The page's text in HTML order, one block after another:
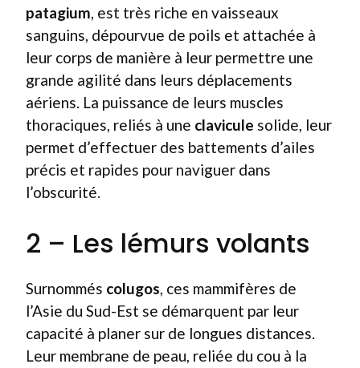
patagium , est très riche en vaisseaux
sanguins, dépourvue de poils et attachée à
leur corps de manière à leur permettre une
grande agilité dans leurs déplacements
aériens. La puissance de leurs muscles
thoraciques, reliés à une clavicule solide, leur
permet d’effectuer des battements d’ailes
précis et rapides pour naviguer dans
l’obscurité.
2 – Les lémurs volants
Surnommés colugos, ces mammifères de
l’Asie du Sud-Est se démarquent par leur
capacité à planer sur de longues distances.
Leur membrane de peau, reliée du cou à la